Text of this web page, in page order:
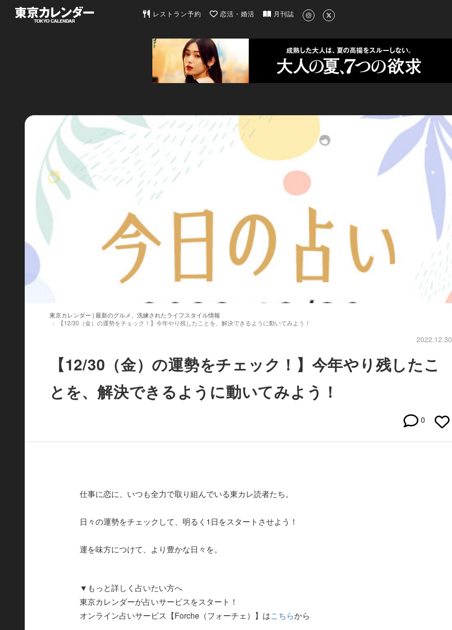
東京カレンダー | 最新のグルメ、洗練されたライフスタイル情報
レストラン予約 恋活・婚活 月刊誌
東京カレンダー | 最新のグルメ、洗練されたライフスタイル情報
【12/30（金）の運勢をチェック！】今年やり残したことを、解決できるように動いてみよう！
2022.12.30
【12/30（金）の運勢をチェック！】今年やり残したこ
とを、解決できるように動いてみよう！
0
仕事に恋に、いつも全力で取り組んでいる東カレ読者たち。
日々の運勢をチェックして、明るく1日をスタートさせよう！
運を味方につけて、より豊かな日々を。
▼もっと詳しく占いたい方へ
東京カレンダーが占いサービスをスタート！
オンライン占いサービス【Forche（フォーチェ）】はこちらから